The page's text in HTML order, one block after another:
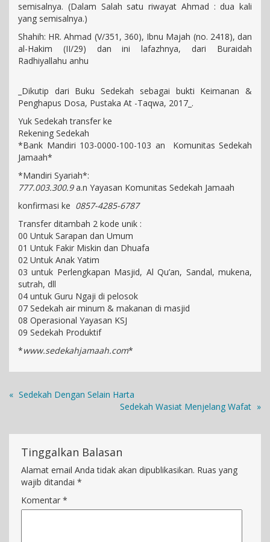
semisalnya. (Dalam Salah satu riwayat Ahmad : dua kali
yang semisalnya.)
Shahih: HR. Ahmad (V/351, 360), Ibnu Majah (no. 2418), dan
al-Hakim (II/29) dan ini lafazhnya, dari Buraidah
Radhiyallahu anhu
_Dikutip dari Buku Sedekah sebagai bukti Keimanan &
Penghapus Dosa, Pustaka At -Taqwa, 2017_.
Yuk Sedekah transfer ke
Rekening Sedekah
*Bank Mandiri 103-0000-100-103 an Komunitas Sedekah
Jamaah*
*Mandiri Syariah*:
777.003.300.9a.n Yayasan Komunitas Sedekah Jamaah
konfirmasi ke 0857-4285-6787
Transfer ditambah 2 kode unik :
00 Untuk Sarapan dan Umum
01 Untuk Fakir Miskin dan Dhuafa
02 Untuk Anak Yatim
03 untuk Perlengkapan Masjid, Al Qu’an, Sandal, mukena,
sutrah, dll
04 untuk Guru Ngaji di pelosok
07 Sedekah air minum & makanan di masjid
08 Operasional Yayasan KSJ
09 Sedekah Produktif
*www.sedekahjamaah.com*
« Sedekah Dengan Selain Harta
Sedekah Wasiat Menjelang Wafat »
Tinggalkan Balasan
Alamat email Anda tidak akan dipublikasikan. Ruas yang
wajib ditandai *
Komentar *